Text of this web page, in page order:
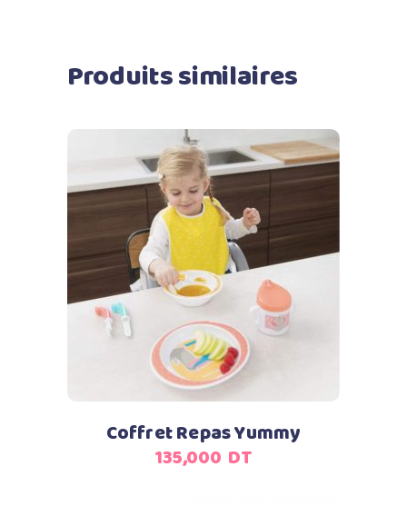
Produits similaires
Ajouter au panier
Coffret Repas Yummy
135,000 DT